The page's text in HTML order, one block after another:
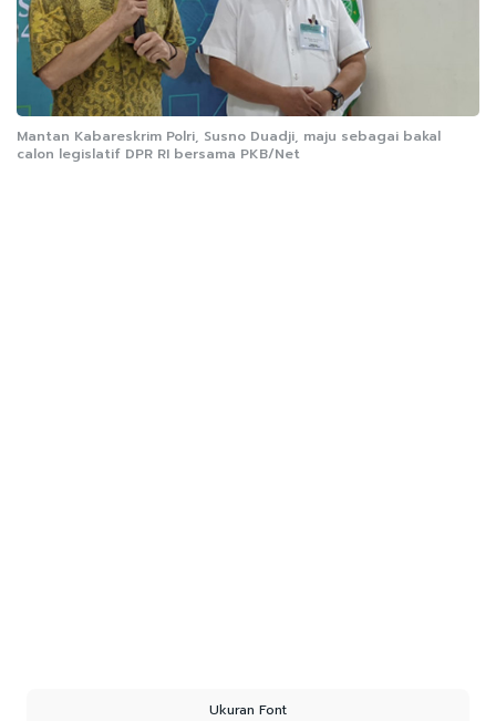
Mantan Kabareskrim Polri, Susno Duadji, maju sebagai bakal
calon legislatif DPR RI bersama PKB/Net
Ukuran Font